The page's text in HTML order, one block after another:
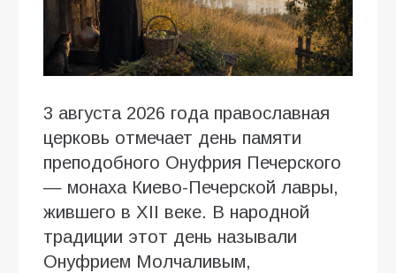
3 августа 2026 года православная
церковь отмечает день памяти
преподобного Онуфрия Печерского
— монаха Киево-Печерской лавры,
жившего в XII веке. В народной
традиции этот день называли
Онуфрием Молчаливым,